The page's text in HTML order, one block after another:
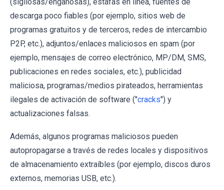
descarga poco fiables (por ejemplo, sitios web de
programas gratuitos y de terceros, redes de intercambio
P2P, etc.), adjuntos/enlaces maliciosos en spam (por
ejemplo, mensajes de correo electrónico, MP/DM, SMS,
publicaciones en redes sociales, etc.), publicidad
maliciosa, programas/medios pirateados, herramientas
ilegales de activación de software ("cracks") y
actualizaciones falsas.
Además, algunos programas maliciosos pueden
autopropagarse a través de redes locales y dispositivos
de almacenamiento extraíbles (por ejemplo, discos duros
externos, memorias USB, etc.).